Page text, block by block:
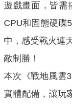
遊戲畫面，皆需
CPU和固態硬碟
中，感受戰火連
敵制勝！
本次《戰地風雲
實體配備，讓玩